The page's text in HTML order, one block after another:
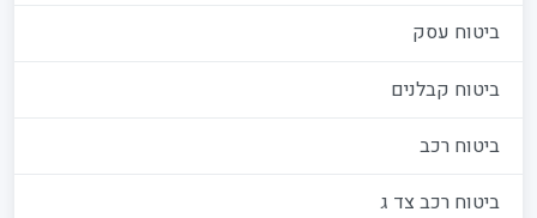
ביטוח עסק
ביטוח קבלנים
ביטוח רכב
ביטוח רכב צד ג